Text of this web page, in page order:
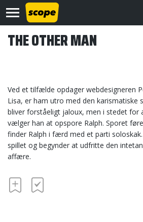
Om
Scope
Kontakt
THE OTHER MAN
Ved et tilfælde opdager webdesigneren
Lisa, er ham utro med den karismatiske
bliver forståeligt jaloux, men i stedet for
vælger han at opspore Ralph. Sporet
finder Ralph i færd med et parti
spillet og begynder at udfritte den
affære.